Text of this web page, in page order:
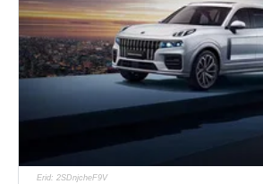
Erid: 2SDnjcheF9V